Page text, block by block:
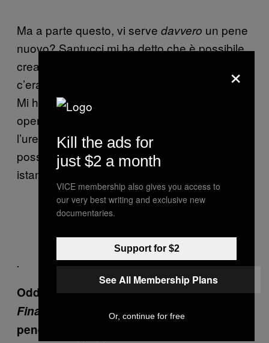
Ma a parte questo, vi serve davvero un pene
nuovo? Santucci mi ha detto che è possibile
creare una specie di pene finto dove prima
c’era quello vero usando la pelle in eccesso.
Mi ha spiegato che basta “una piccola
operazione per tirare leggermente fuori
l’uretra e ricucirla verso l’esterno così che
possa restare aperta.” Ed ecco, un simil-pene
istantaneo.
.
Oddio, detta così sembra uno dei mostri di
Final Fantasy
. No, sul serio, io voglio un
pene nuovo. Però non sono in grado di
×
Kill the ads for
just $2 a month
VICE membership also gives you access to
our very best writing and exclusive new
documentaries.
Support for $2
See All Membership Plans
Or, continue for free